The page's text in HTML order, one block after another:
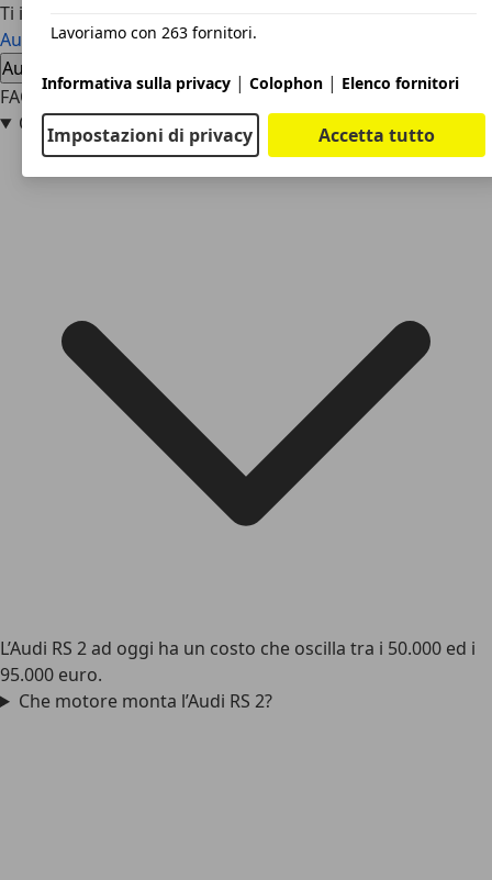
Ti interessa la Audi RS2
Audi RS2 usataAudi RS2 nuova auto
Audi RS2 offerte concessionario
FAQ
Quanto costa l’Audi RS 2?
L’Audi RS 2 ad oggi ha un costo che oscilla tra i 50.000 ed i
95.000 euro.
Che motore monta l’Audi RS 2?
Lavoriamo con 263 fornitori.
Informativa sulla privacy | Colophon | Elenco fornitori
Impostazioni di privacy Accetta tutto